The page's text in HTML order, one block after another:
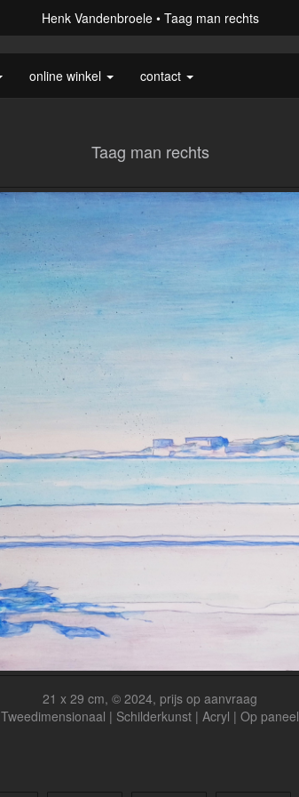
Henk Vandenbroele Taag man rechts
online winkel contact
Taag man rechts
21 x 29 cm, © 2024, prijs op aanvraag
Tweedimensionaal | Schilderkunst | Acryl | Op paneel